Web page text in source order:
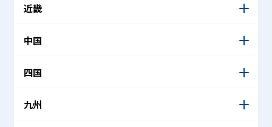
近畿
中国
四国
九州